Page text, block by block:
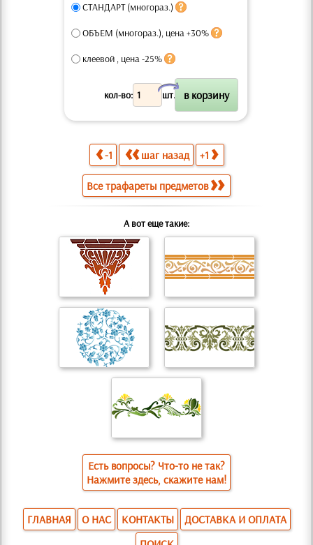
СТАНДАРТ (многораз.)
ОБЪЕМ (многораз.), цена +30%
клеевой , цена -25%
кол-во: шт.
X
-1 шаг назад +1
Все трафареты предметов
А вот еще такие:
Есть вопросы? Что-то не так?
Нажмите здесь, скажите нам!
ГЛАВНАЯ О НАС КОНТАКТЫ
ДОСТАВКА И ОПЛАТА